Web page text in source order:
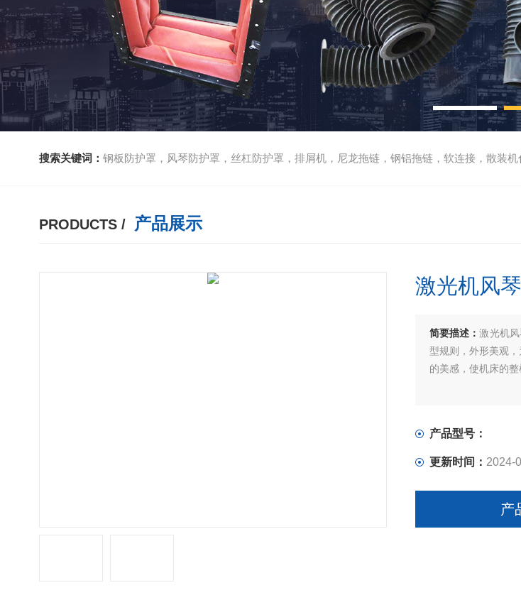
搜索关键词： 钢板防护罩，风琴防护罩，丝杠防护罩，排屑机，尼龙拖链，钢铝拖链，软连接，散装机伸缩布袋
PRODUCTS / 产品展示
激光机风
简要描述：激光机
型规则，外形美观
的美感，使机床的整
产品型号：
更新时间： 2024-
产